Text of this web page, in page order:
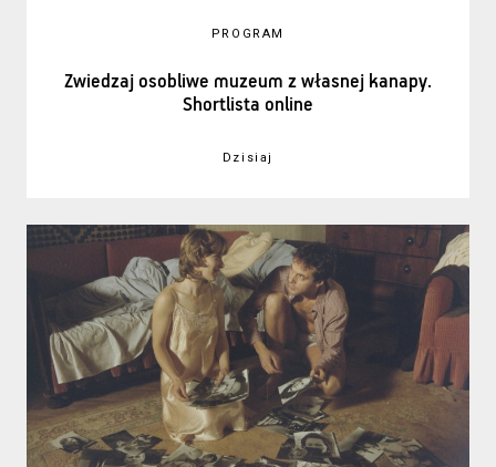
PROGRAM
Zwiedzaj osobliwe muzeum z własnej kanapy.
Shortlista online
Dzisiaj